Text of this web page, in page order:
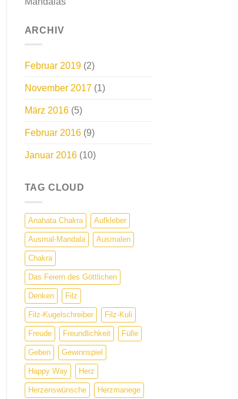
ARCHIV
Februar 2019(2)
November 2017(1)
März 2016(5)
Februar 2016(9)
Januar 2016(10)
TAG CLOUD
Anahata Chakra Aufkleber
Ausmal-Mandala Ausmalen
Chakra
Das Feiern des Göttlichen
Denken Filz
Filz-Kugelschreiber Filz-Kuli
Freude Freundlichkeit Fülle
Geben Gewinnspiel
Happy Way Herz
Herzenswünsche Herzmanege